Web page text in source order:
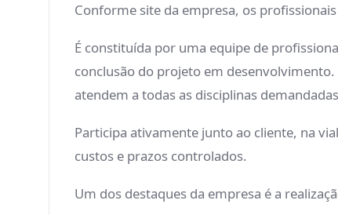
Conforme site da empresa, os
É constituída por uma equipe de
conclusão do projeto em
atendem a todas as disciplinas
Participa ativamente junto ao cliente, na
custos e prazos controlados.
Um dos destaques da empresa é a